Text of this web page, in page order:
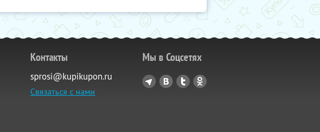
Контакты
sprosi@kupikupon.ru
Связаться с нами
Мы в Соцсетях